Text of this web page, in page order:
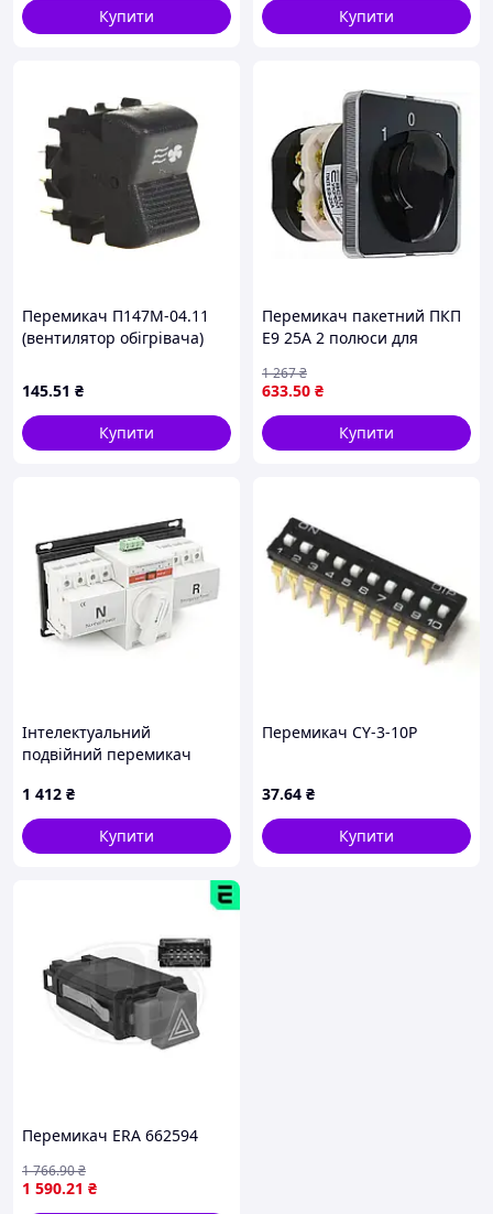
Купити Купити
Перемикач П147М-04.11
(вентилятор обігрівача)
145.51 ₴
Купити
Перемикач пакетний ПКП
Е9 25А 2 полюси для
електричних кіл 400В 660В
633.50 ₴
1 267₴
Купити
Інтелектуальний
подвійний перемикач
1 412 ₴
Купити
Перемикач CY-3-10P
37.64 ₴
Купити
Перемикач ERA 662594
1 590.21 ₴
1 766.90₴